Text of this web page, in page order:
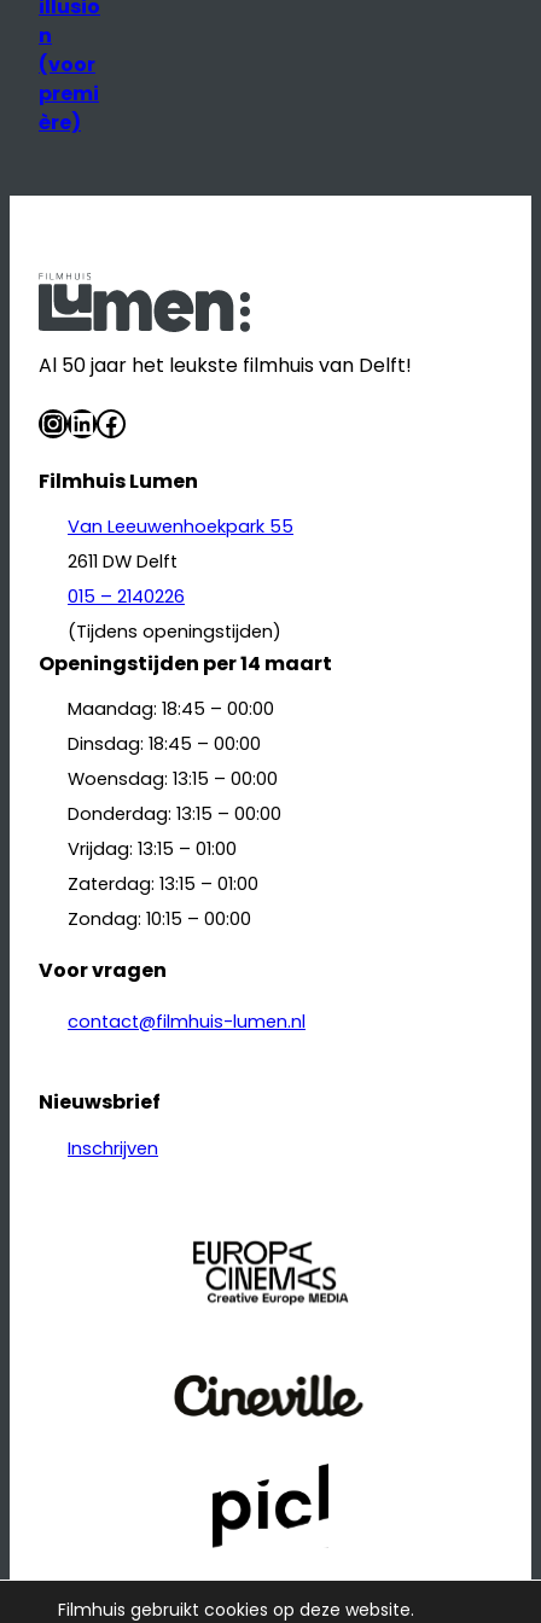
illusio
n
(voor
premi
ère)
Al 50 jaar het leukste filmhuis van Delft!
InstagramLinkedIn Facebook
Filmhuis Lumen
Van Leeuwenhoekpark 55
2611 DW Delft
015 – 2140226
(Tijdens openingstijden)
Openingstijden per 14 maart
Maandag: 18:45 – 00:00
Dinsdag: 18:45 – 00:00
Woensdag: 13:15 – 00:00
Donderdag: 13:15 – 00:00
Vrijdag: 13:15 – 01:00
Zaterdag: 13:15 – 01:00
Zondag: 10:15 – 00:00
Voor vragen
contact@filmhuis-lumen.nl
Nieuwsbrief
Inschrijven
Filmhuis gebruikt cookies op deze website.